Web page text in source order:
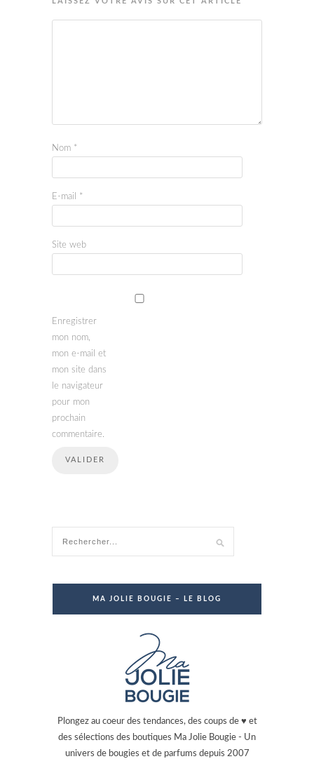
Nom *
E-mail *
Site web
Enregistrer
mon nom,
mon e-mail et
mon site dans
le navigateur
pour mon
prochain
commentaire.
MA JOLIE BOUGIE – LE BLOG
Plongez au coeur des tendances, des coups de ♥ et
des sélections des boutiques Ma Jolie Bougie - Un
univers de bougies et de parfums depuis 2007